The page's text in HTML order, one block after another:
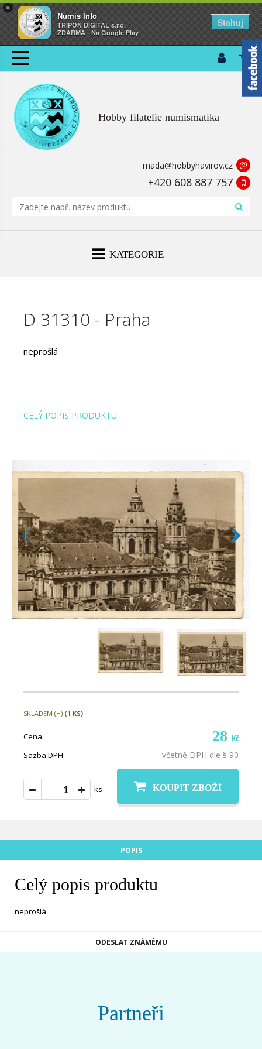
×
Numis Info
TRIPON DIGITAL s.r.o.
ZDARMA - Na Google Play
Stahuj
Hobby filatelie numismatika
mada@hobbyhavirov.cz @
+420 608 887 757
KATEGORIE
D 31310 - Praha
neprošlá
CELÝ POPIS PRODUKTU
SKLADEM (H) (1 KS)
Cena: 28 Kč
Sazba DPH: včetně DPH dle § 90
ks KOUPIT ZBOŽÍ
POPIS
Celý popis produktu
neprošlá
ODESLAT ZNÁMÉMU
Partneři